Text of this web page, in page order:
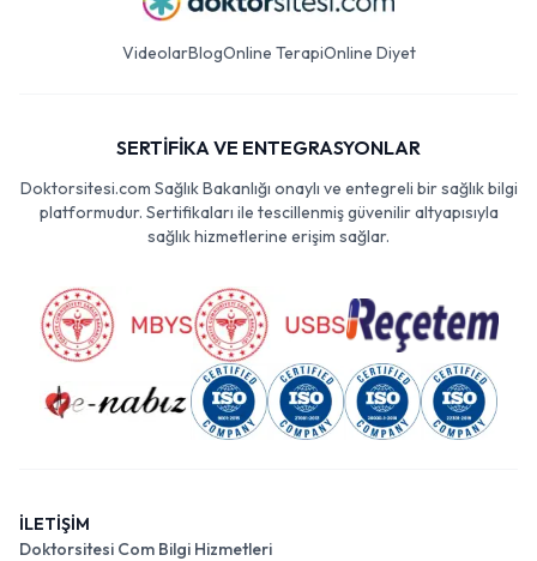
VideolarBlogOnline TerapiOnline Diyet
SERTİFİKA VE ENTEGRASYONLAR
Doktorsitesi.com Sağlık Bakanlığı onaylı ve entegreli bir sağlık bilgi
platformudur. Sertifikaları ile tescillenmiş güvenilir altyapısıyla
sağlık hizmetlerine erişim sağlar.
İLETİŞİM
Doktorsitesi Com Bilgi Hizmetleri